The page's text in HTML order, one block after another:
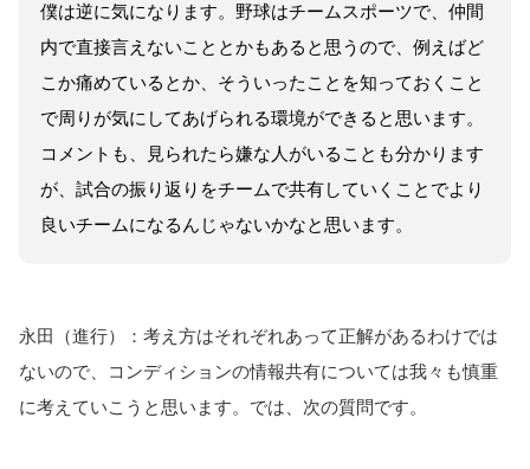
僕は逆に気になります。野球はチームスポーツで、仲間
内で直接言えないこととかもあると思うので、例えばど
こか痛めているとか、そういったことを知っておくこと
で周りが気にしてあげられる環境ができると思います。
コメントも、見られたら嫌な人がいることも分かります
が、試合の振り返りをチームで共有していくことでより
良いチームになるんじゃないかなと思います。
永田（進行）：考え方はそれぞれあって正解があるわけでは
ないので、コンディションの情報共有については我々も慎重
に考えていこうと思います。では、次の質問です。